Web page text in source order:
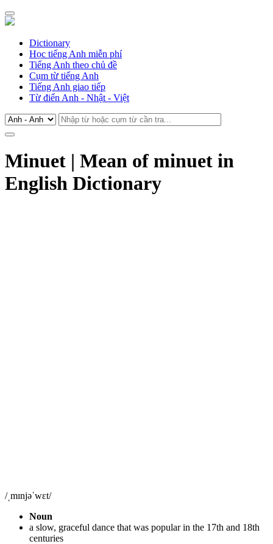
Dictionary
Học tiếng Anh miễn phí
Tiếng Anh theo chủ đề
Cụm từ tiếng Anh
Tiếng Anh giao tiếp
Từ điển Anh - Nhật - Việt
Minuet | Mean of minuet in
English Dictionary
/ˌmɪnjəˈwɛt/
Noun
a slow, graceful dance that was popular in the 17th and 18th
centuries